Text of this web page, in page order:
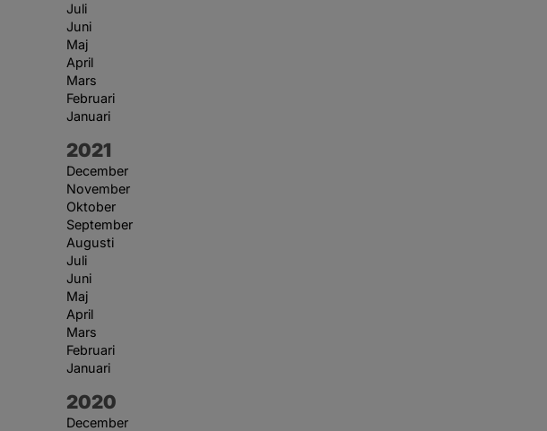
Juli
Juni
Maj
April
Mars
Februari
Januari
År:
2021
December
November
Oktober
September
Augusti
Juli
Juni
Maj
April
Mars
Februari
Januari
År:
2020
December